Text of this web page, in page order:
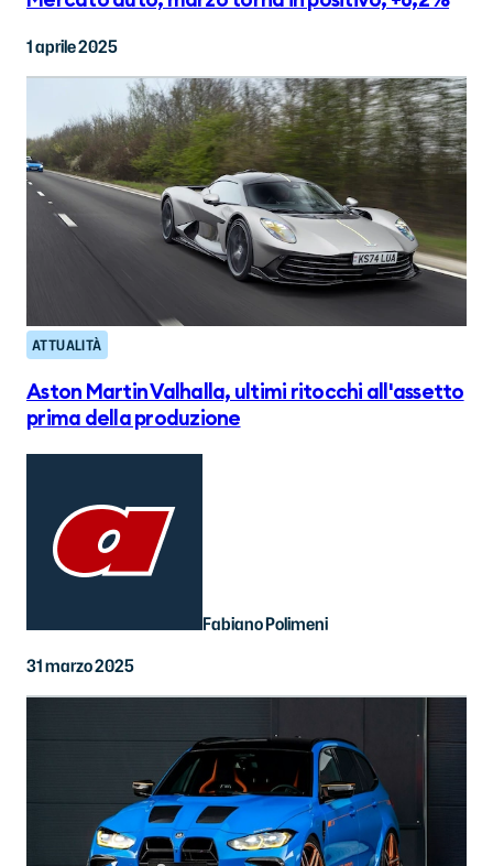
1 aprile 2025
ATTUALITÀ
Aston Martin Valhalla, ultimi ritocchi all'assetto
prima della produzione
Fabiano Polimeni
31 marzo 2025